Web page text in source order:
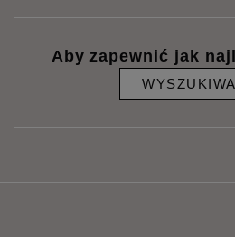
Aby zapewnić jak